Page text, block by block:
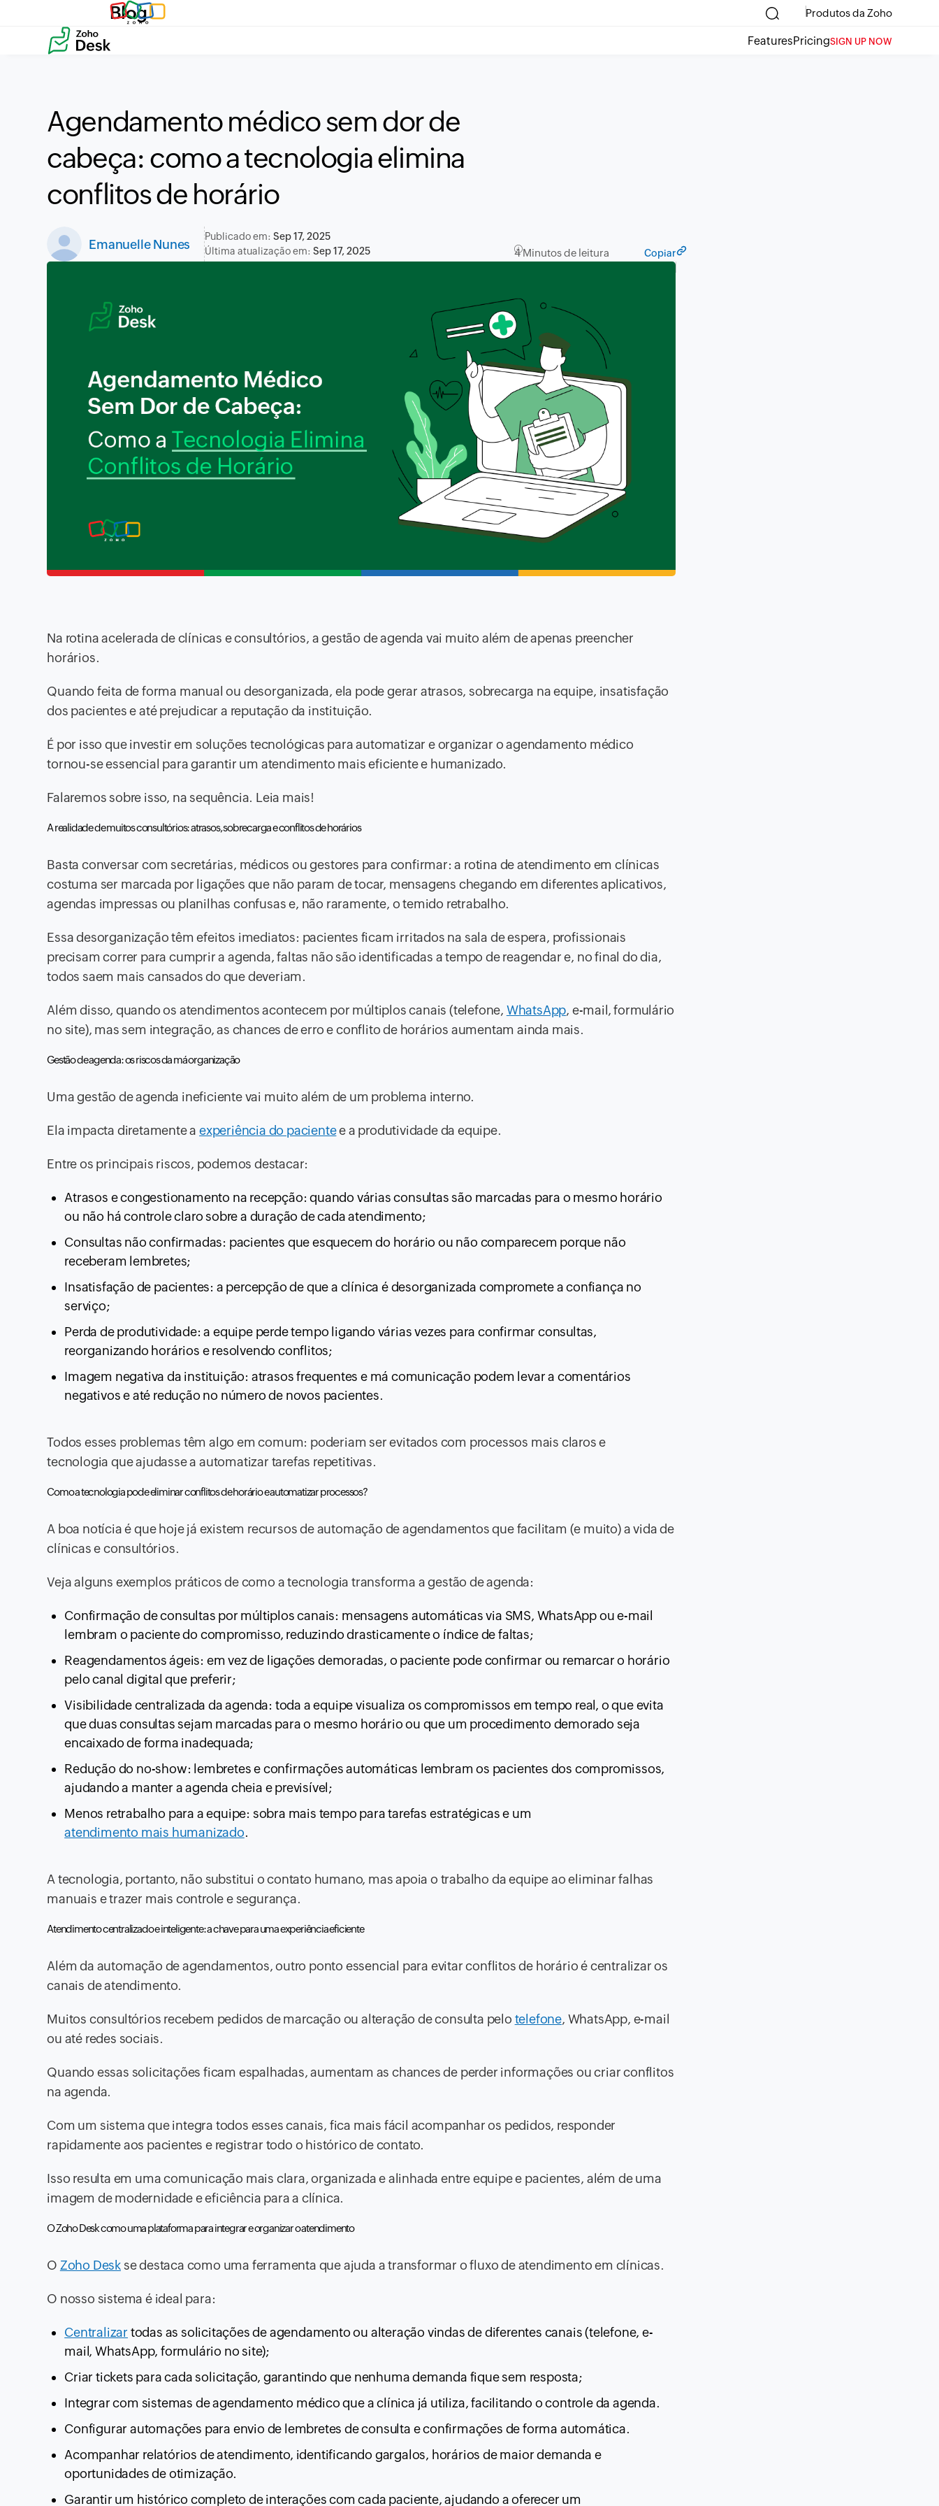
Blog Produtos da Zoho
FeaturesPricingSIGN UP NOW
Agendamento médico sem dor de
cabeça: como a tecnologia elimina
conflitos de horário
Emanuelle Nunes
Publicado em:Sep 17, 2025
Última atualização em:Sep 17, 2025 4 Minutos de leitura Copiar
Na rotina acelerada de clínicas e consultórios, a gestão de agenda vai muito além de apenas preencher
horários.
Quando feita de forma manual ou desorganizada, ela pode gerar atrasos, sobrecarga na equipe, insatisfação
dos pacientes e até prejudicar a reputação da instituição.
É por isso que investir em soluções tecnológicas para automatizar e organizar o agendamento médico
tornou-se essencial para garantir um atendimento mais eficiente e humanizado.
Falaremos sobre isso, na sequência. Leia mais!
A realidade de muitos consultórios: atrasos, sobrecarga e conflitos de horários
Basta conversar com secretárias, médicos ou gestores para confirmar: a rotina de atendimento em clínicas
costuma ser marcada por ligações que não param de tocar, mensagens chegando em diferentes aplicativos,
agendas impressas ou planilhas confusas e, não raramente, o temido retrabalho.
Essa desorganização têm efeitos imediatos: pacientes ficam irritados na sala de espera, profissionais
precisam correr para cumprir a agenda, faltas não são identificadas a tempo de reagendar e, no final do dia,
todos saem mais cansados do que deveriam.
Além disso, quando os atendimentos acontecem por múltiplos canais (telefone, WhatsApp, e-mail, formulário
no site), mas sem integração, as chances de erro e conflito de horários aumentam ainda mais.
Gestão de agenda: os riscos da má organização
Uma gestão de agenda ineficiente vai muito além de um problema interno.
Ela impacta diretamente aexperiência do pacientee a produtividade da equipe.
Entre os principais riscos, podemos destacar:
Atrasos e congestionamento na recepção: quando várias consultas são marcadas para o mesmo horário
ou não há controle claro sobre a duração de cada atendimento;
Consultas não confirmadas: pacientes que esquecem do horário ou não comparecem porque não
receberam lembretes;
Insatisfação de pacientes: a percepção de que a clínica é desorganizada compromete a confiança no
serviço;
Perda de produtividade: a equipe perde tempo ligando várias vezes para confirmar consultas,
reorganizando horários e resolvendo conflitos;
Imagem negativa da instituição: atrasos frequentes e má comunicação podem levar a comentários
negativos e até redução no número de novos pacientes.
Todos esses problemas têm algo em comum: poderiam ser evitados com processos mais claros e
tecnologia que ajudasse a automatizar tarefas repetitivas.
Como a tecnologia pode eliminar conflitos de horário e automatizar processos?
A boa notícia é que hoje já existem recursos de automação de agendamentos que facilitam (e muito) a vida de
clínicas e consultórios.
Veja alguns exemplos práticos de como a tecnologia transforma a gestão de agenda:
Confirmação de consultas por múltiplos canais: mensagens automáticas via SMS, WhatsApp ou e-mail
lembram o paciente do compromisso, reduzindo drasticamente o índice de faltas;
Reagendamentos ágeis: em vez de ligações demoradas, o paciente pode confirmar ou remarcar o horário
pelo canal digital que preferir;
Visibilidade centralizada da agenda: toda a equipe visualiza os compromissos em tempo real, o que evita
que duas consultas sejam marcadas para o mesmo horário ou que um procedimento demorado seja
encaixado de forma inadequada;
Redução do no-show: lembretes e confirmações automáticas lembram os pacientes dos compromissos,
ajudando a manter a agenda cheia e previsível;
Menos retrabalho para a equipe: sobra mais tempo para tarefas estratégicas e um
atendimento mais humanizado.
A tecnologia, portanto, não substitui o contato humano, mas apoia o trabalho da equipe ao eliminar falhas
manuais e trazer mais controle e segurança.
Atendimento centralizado e inteligente: a chave para uma experiência eficiente
Além da automação de agendamentos, outro ponto essencial para evitar conflitos de horário é centralizar os
canais de atendimento.
Muitos consultórios recebem pedidos de marcação ou alteração de consulta pelo telefone, WhatsApp, e-mail
ou até redes sociais.
Quando essas solicitações ficam espalhadas, aumentam as chances de perder informações ou criar conflitos
na agenda.
Com um sistema que integra todos esses canais, fica mais fácil acompanhar os pedidos, responder
rapidamente aos pacientes e registrar todo o histórico de contato.
Isso resulta em uma comunicação mais clara, organizada e alinhada entre equipe e pacientes, além de uma
imagem de modernidade e eficiência para a clínica.
O Zoho Desk como uma plataforma para integrar e organizar o atendimento
O Zoho Deskse destaca como uma ferramenta que ajuda a transformar o fluxo de atendimento em clínicas.
O nosso sistema é ideal para:
Centralizar todas as solicitações de agendamento ou alteração vindas de diferentes canais (telefone, e-
mail, WhatsApp, formulário no site);
Criar tickets para cada solicitação, garantindo que nenhuma demanda fique sem resposta;
Integrar com sistemas de agendamento médico que a clínica já utiliza, facilitando o controle da agenda.
Configurar automações para envio de lembretes de consulta e confirmações de forma automática.
Acompanhar relatórios de atendimento, identificando gargalos, horários de maior demanda e
oportunidades de otimização.
Garantir um histórico completo de interações com cada paciente, ajudando a oferecer um